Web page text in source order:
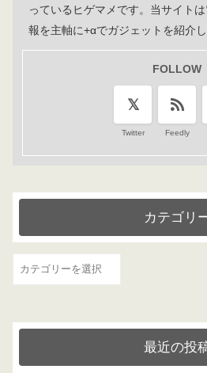
っているヒゲマメです。当サイト
報を主軸に+αでガジェットを紹介し
FOLLOW
Twitter Feedly
カテゴリ
カ
リ
最近の投